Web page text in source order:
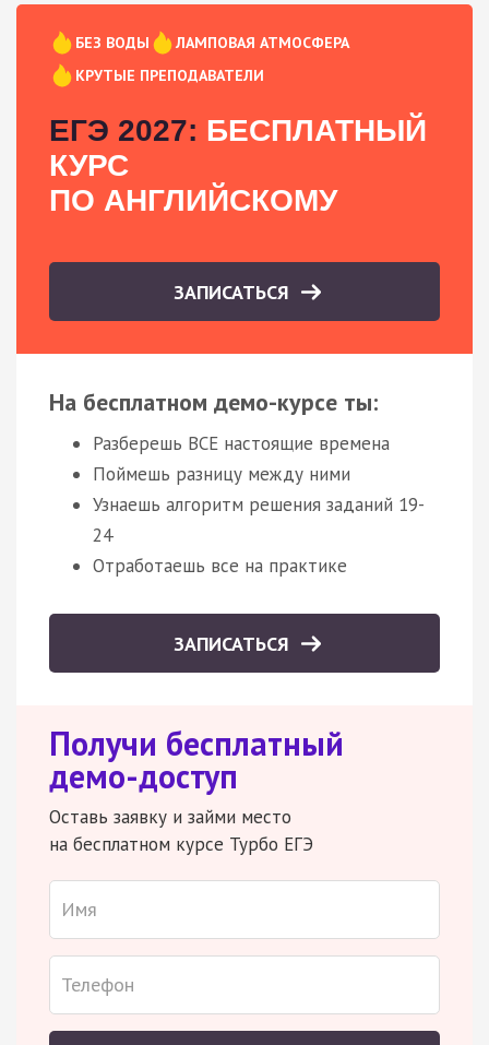
БЕЗ ВОДЫ
ЛАМПОВАЯ АТМОСФЕРА
КРУТЫЕ ПРЕПОДАВАТЕЛИ
ЕГЭ 2027: БЕСПЛАТНЫЙ
КУРС
ПО АНГЛИЙСКОМУ
ЗАПИСАТЬСЯ
На бесплатном демо-курсе ты:
Разберешь ВСЕ настоящие времена
Поймешь разницу между ними
Узнаешь алгоритм решения заданий 19-
24
Отработаешь все на практике
ЗАПИСАТЬСЯ
Получи бесплатный
демо-доступ
Оставь заявку и займи место
на бесплатном курсе Турбо ЕГЭ